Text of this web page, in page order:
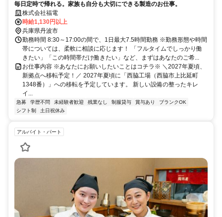
毎日定時で帰れる。家族も自分も大切にできる製造のお仕事。
株式会社福電
時給1,130円以上
兵庫県丹波市
勤務時間 8:30～17:00の間で、1日最大7.5時間勤務 ※勤務形態や時間
帯については、柔軟に相談に応じます！ 「フルタイムでしっかり働
きたい」「この時間帯だけ働きたい」など、まずはあなたのご希...
お仕事内容 ※あなたにお願いしたいことはコチラ※ ＼2027年夏頃、
新拠点へ移転予定！／ 2027年夏頃に「西脇工場（西脇市上比延町
1348番）」への移転を予定しています。 新しい設備の整ったキレ
イ...
急募 学歴不問 未経験者歓迎 残業なし 制服貸与 賞与あり
ブランクOK
シフト制
土日祝休み
アルバイト・パート